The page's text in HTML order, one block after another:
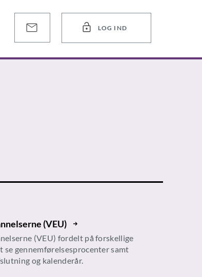
LOG IND
(VEU)
(VEU) fordelt på forskellige
gennemførelsesprocenter samt
og kalenderår.